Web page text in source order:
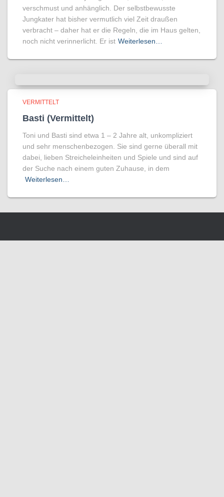
verschmust und anhänglich. Der selbstbewusste
Jungkater hat bisher vermutlich viel Zeit draußen
verbracht – daher hat er die Regeln, die im Haus gelten,
noch nicht verinnerlicht. Er ist Weiterlesen…
VERMITTELT
Basti (Vermittelt)
Toni und Basti sind etwa 1 – 2 Jahre alt, unkompliziert
und sehr menschenbezogen. Sie sind gerne überall mit
dabei, lieben Streicheleinheiten und Spiele und sind auf
der Suche nach einem guten Zuhause, in dem
Weiterlesen…